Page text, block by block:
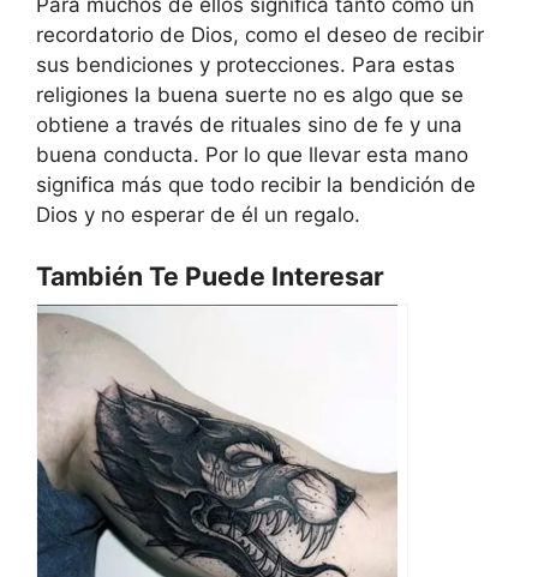
Para muchos de ellos significa tanto como un
recordatorio de Dios, como el deseo de recibir
sus bendiciones y protecciones. Para estas
religiones la buena suerte no es algo que se
obtiene a través de rituales sino de fe y una
buena conducta. Por lo que llevar esta mano
significa más que todo recibir la bendición de
Dios y no esperar de él un regalo.
También Te Puede Interesar